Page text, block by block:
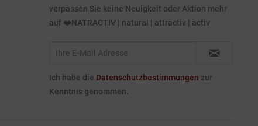
verpassen Sie keine Neuigkeit oder Aktion mehr
auf ❤️NATRACTIV | natural | attractiv | activ
Ich habe die Datenschutzbestimmungen zur
Kenntnis genommen.